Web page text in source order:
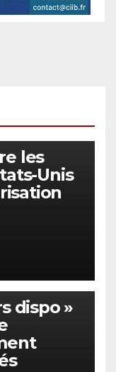
les
Unis
dispo »